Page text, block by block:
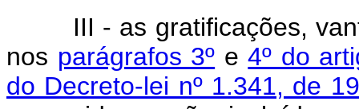
III - as gratificações,
nos parágrafos 3º e4º do
do Decreto-lei nº 1.341, de